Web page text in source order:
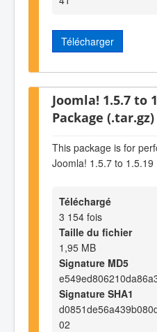
Télécharger
Joomla! 1.5.7 to
Package (.tar.gz)
This package is for
Joomla! 1.5.7 to 1.5.19
Téléchargé
3 154 fois
Taille du fichier
1,95 MB
Signature MD5
Signature SHA1
02